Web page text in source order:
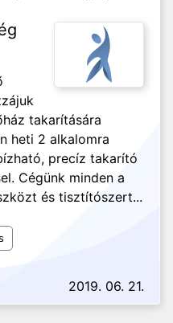
takarítására
heti 2 alkalomra
precíz takarító
Cégünk minden a
és tisztítószert...
2019. 06. 21.